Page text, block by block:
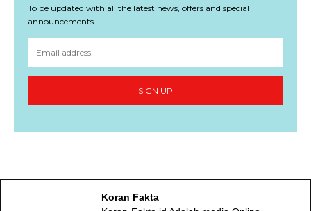
To be updated with all the latest news, offers and special
announcements.
SIGN UP
Koran Fakta